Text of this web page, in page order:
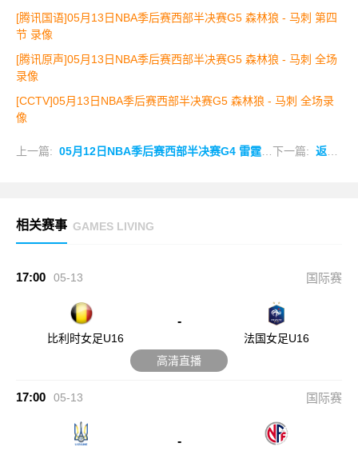
[腾讯国语]05月13日NBA季后赛西部半决赛G5 森林狼 - 马刺 第四
节 录像
[腾讯原声]05月13日NBA季后赛西部半决赛G5 森林狼 - 马刺 全场
录像
[CCTV]05月13日NBA季后赛西部半决赛G5 森林狼 - 马刺 全场录
像
上一篇: 05月12日NBA季后赛西部半决赛G4 雷霆 - 湖人 全场录像 下一篇:返回列表
相关赛事 GAMES LIVING
17:00 05-13 国际赛
比利时女足U16
-
法国女足U16
高清直播
17:00 05-13 国际赛
-